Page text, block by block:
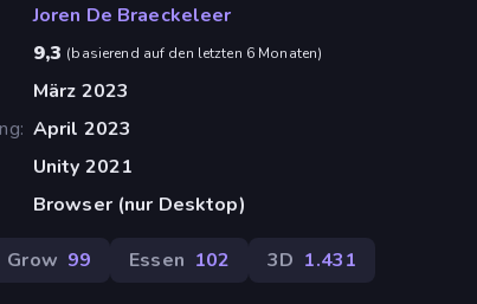
Joren De Braeckeleer
9,3 (basierend auf den letzten 6 Monaten)
März 2023
April 2023
Unity 2021
Browser (nur Desktop)
Grow 99 Essen 102 3D 1.431